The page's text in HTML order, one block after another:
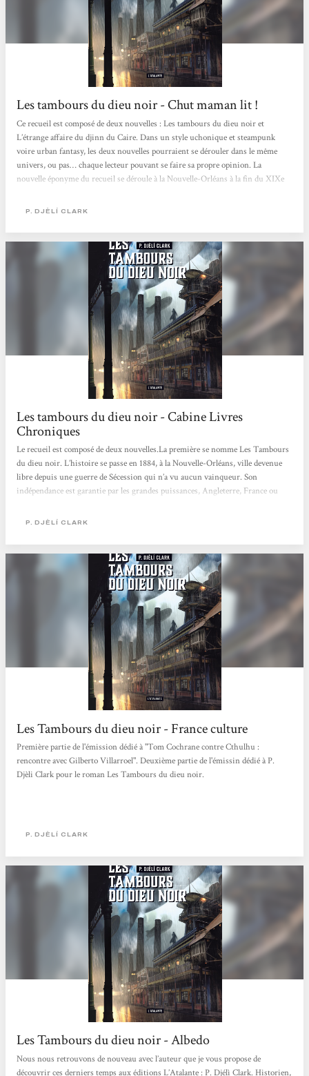
Les tambours du dieu noir - Chut maman lit !
Ce recueil est composé de deux nouvelles : Les tambours du dieu noir et
L’étrange affaire du djinn du Caire. Dans un style uchonique et steampunk
voire urban fantasy, les deux nouvelles pourraient se dérouler dans le même
univers, ou pas… chaque lecteur pouvant se faire sa propre opinion. La
nouvelle éponyme du recueil se déroule à la Nouvelle-Orléans à la fin du XIXe
est indépendante alors que la guerre de sécession n’a pas pris fin et que
P. DJÈLÍ CLARK
Les tambours du dieu noir - Cabine Livres
Chroniques
Le recueil est composé de deux nouvelles.La première se nomme Les Tambours
du dieu noir. L’histoire se passe en 1884, à la Nouvelle-Orléans, ville devenue
libre depuis une guerre de Sécession qui n’a vu aucun vainqueur. Son
indépendance est garantie par les grandes puissances, Angleterre, France ou
une arme terrible, dont le nom de code était les tambours du dieu noir. Elle
afin de couler l’escadre navale envoyée...
P. DJÈLÍ CLARK
Les Tambours du dieu noir - France culture
Première partie de l'émission dédié à "Tom Cochrane contre Cthulhu :
rencontre avec Gilberto Villarroel". Deuxième partie de l'émissin dédié à P.
Djèli Clark pour le roman Les Tambours du dieu noir.
P. DJÈLÍ CLARK
Les Tambours du dieu noir - Albedo
Nous nous retrouvons de nouveau avec l’auteur que je vous propose de
découvrir ces derniers temps aux éditions L’Atalante : P. Djélì Clark. Historien,